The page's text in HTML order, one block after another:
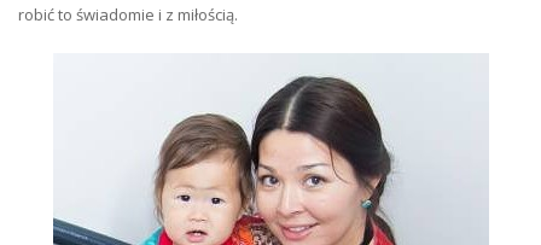
robić to świadomie i z miłością.